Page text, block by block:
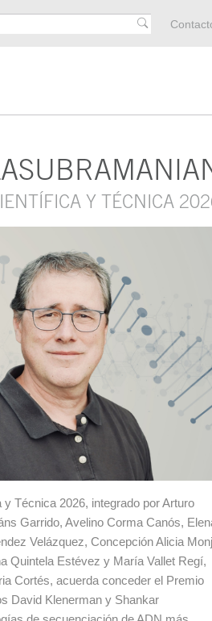
Menú
Y TÉCNICA
Técnica 2026, integrado por Arturo
Garrido, Avelino Corma Canós,
Velázquez, Concepción Alicia
Quintela Estévez y María Vallet Regí,
Cortés, acuerda conceder el Premio
David Klenerman y Shankar